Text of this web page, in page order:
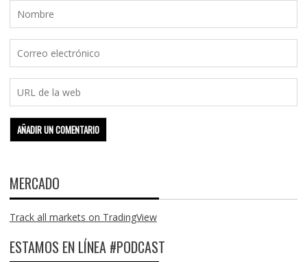
MERCADO
Track all markets on TradingView
ESTAMOS EN LÍNEA #PODCAST